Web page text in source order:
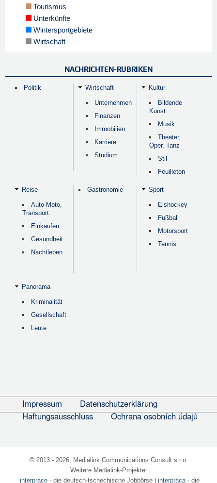
Tourismus
Unterkünfte
Wintersportgebiete
Wirtschaft
NACHRICHTEN-RUBRIKEN
Politik Wirtschaft
Unternehmen
Finanzen
Immobilien
Karriere
Studium
Kultur
Bildende
Kunst
Musik
Theater,
Oper, Tanz
Stil
Feuilleton
Reise
Auto-Moto,
Transport
Einkaufen
Gesundheit
Nachtleben
Gastronomie Sport
Eishockey
Fußball
Motorsport
Tennis
Panorama
Kriminalität
Gesellschaft
Leute
Impressum
Datenschutzerklärung
Haftungsausschluss
Ochrana osobních údajů
© 2013 - 2026, Medialink Communications Consult s.r.o.
Weitere Medialink-Projekte:
interpráce- die deutsch-tschechische Jobbörse| interpráca- die